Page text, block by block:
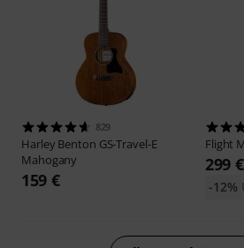
829
Harley Benton GS-Travel-E
Mahogany
159 €
Flight
299 €
-12%